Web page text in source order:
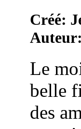
Créé:
Le
belle
des